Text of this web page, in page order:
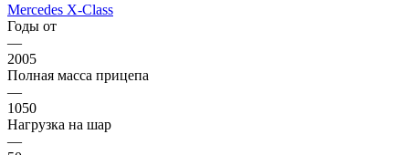
Mercedes X-Class
Годы от
—
2005
Полная масса прицепа
—
1050
Нагрузка на шар
—